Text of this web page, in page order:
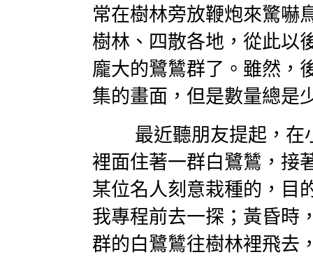
常在樹林旁放鞭炮來驚嚇
樹林、四散各地，從此以
龐大的鷺鷥群了。雖然，
集的畫面，但是數量總是
最近聽朋友提起，在
裡面住著一群白鷺鷥，接
某位名人刻意栽種的，目
我專程前去一探；黃昏時
群的白鷺鷥往樹林裡飛去